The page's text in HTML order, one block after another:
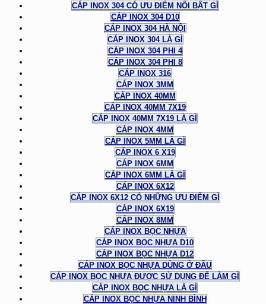
CÁP INOX 304 CÓ ƯU ĐIỂM NỔI BẬT GÌ
CÁP INOX 304 D10
CÁP INOX 304 HÀ NỘI
CÁP INOX 304 LÀ GÌ
CÁP INOX 304 PHI 4
CÁP INOX 304 PHI 8
CÁP INOX 316
CÁP INOX 3MM
CÁP INOX 40MM
CÁP INOX 40MM 7X19
CÁP INOX 40MM 7X19 LÀ GÌ
CÁP INOX 4MM
CÁP INOX 5MM LÀ GÌ
CÁP INOX 6 X19
CÁP INOX 6MM
CÁP INOX 6MM LÀ GÌ
CÁP INOX 6X12
CÁP INOX 6X12 CÓ NHỮNG ƯU ĐIỂM GÌ
CÁP INOX 6X19
CÁP INOX 8MM
CÁP INOX BỌC NHỰA
CÁP INOX BỌC NHỰA D10
CÁP INOX BỌC NHỰA D12
CÁP INOX BỌC NHỰA DÙNG Ở ĐÂU
CÁP INOX BỌC NHỰA ĐƯỢC SỬ DỤNG ĐỂ LÀM GÌ
CÁP INOX BỌC NHỰA LÀ GÌ
CÁP INOX BỌC NHỰA NINH BÌNH